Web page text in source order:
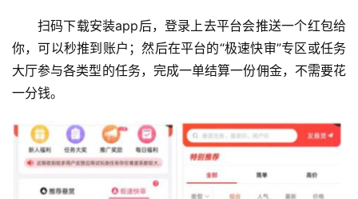
扫码下载安装app后，登录上去平台会推送一个红包给
你，可以秒推到账户；然后在平台的“极速快审”专区或任务
大厅参与各类型的任务，完成一单结算一份佣金，不需要花
一分钱。